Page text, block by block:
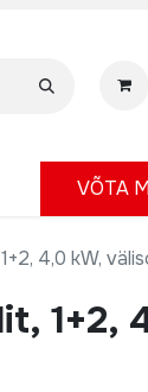
VÕTA
4,0 kW,
1+2,